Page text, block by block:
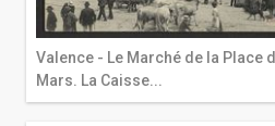
Valence - Le Marché de la Place
Mars. La Caisse...